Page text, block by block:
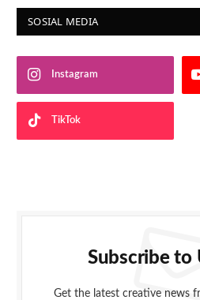
SOSIAL MEDIA
Instagram
TikTok
Subscribe to
Get the latest creative news